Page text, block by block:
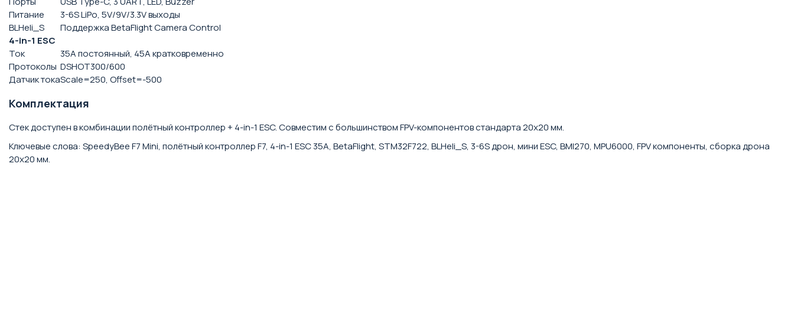
Питание
3-6S LiPo, 5V/9V/3.3V выходы
BLHeli_S
Поддержка BetaFlight Camera Control
4-in-1 ESC
Ток
35A постоянный, 45A кратковременно
Протоколы DSHOT300/600
Датчик токаScale=250, Offset=-500
Комплектация
Стек доступен в комбинации полётный контроллер + 4-in-1 ESC. Совместим с большинством FPV-компонентов стандарта 20x20 мм.
Ключевые слова: SpeedyBee F7 Mini, полётный контроллер F7, 4-in-1 ESC 35A, BetaFlight, STM32F722, BLHeli_S, 3-6S дрон, мини ESC, BMI270, MPU6000, FPV компоненты, сборка дрона
20x20 мм.